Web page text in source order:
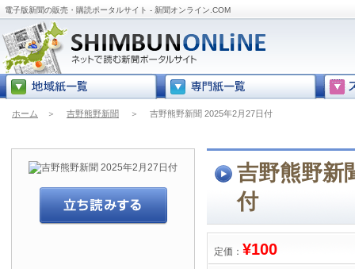
電子版新聞の販売・購読ポータルサイト - 新聞オンライン.COM
ホーム ＞ 吉野熊野新聞 ＞ 吉野熊野新聞 2025年2月27日付
吉野熊野新
付
定価： ¥100